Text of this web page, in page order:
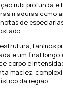
rubi profunda e
maduras como
de
taninos
e um final longo
corpo e
maciez,
da região.